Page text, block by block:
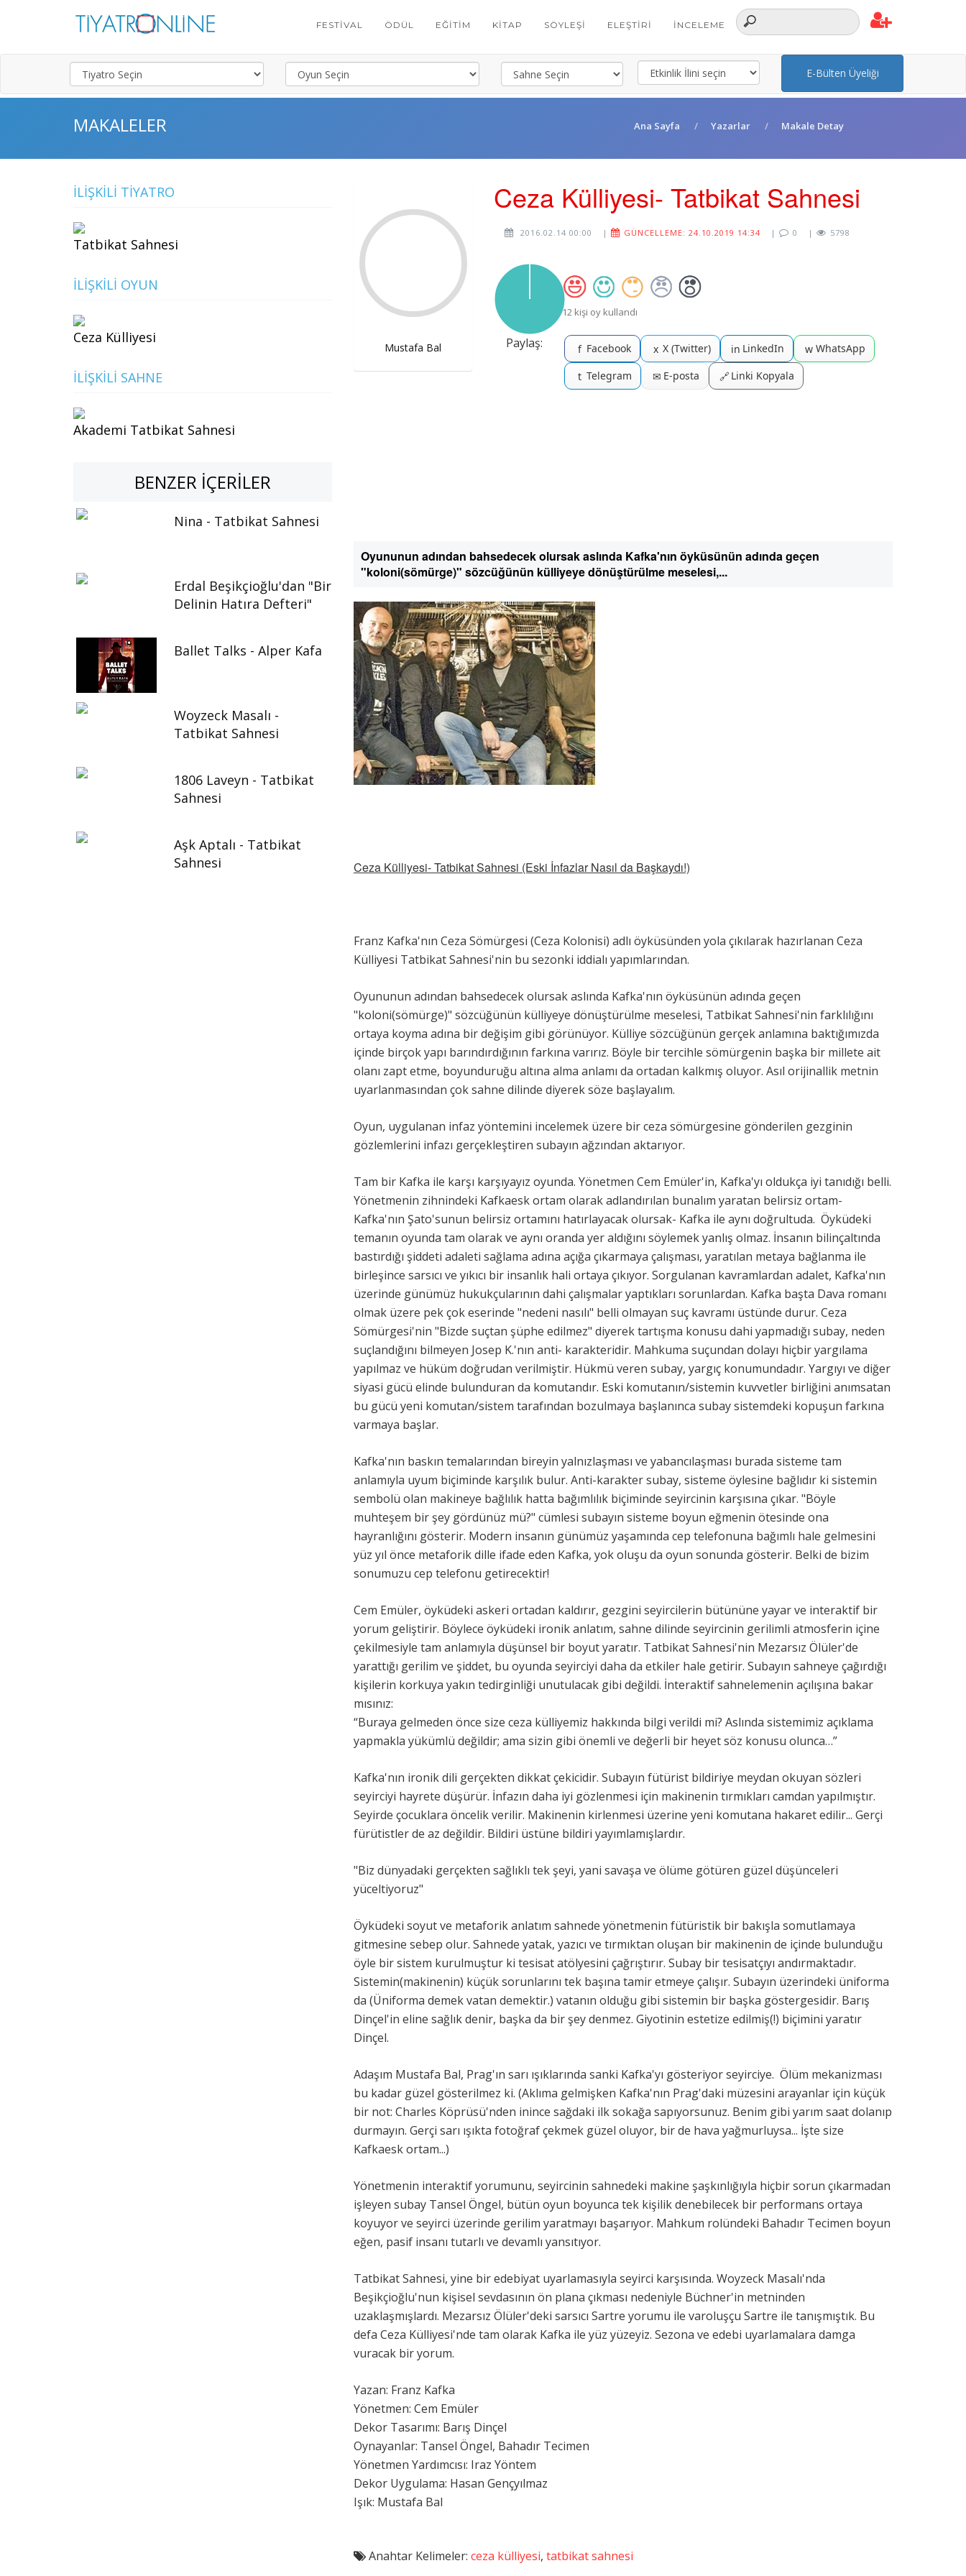
FESTIVAL ÖDÜL EĞITIM KITAP SÖYLEŞI ELEŞTIRI İNCELEME
E-Bülten Üyeliği
MAKALELER Ana Sayfa Yazarlar Makale Detay
Mustafa Bal
Ceza Külliyesi- Tatbikat Sahnesi
2016.02.14 00:00 | GÜNCELLEME: 24.10.2019 14:34 | 0 | 5798
12 kişi oy kullandı
Paylaş: f Facebook x X (Twitter) in LinkedIn w WhatsApp
t Telegram ✉ E-posta 🔗Linki Kopyala
Oyununun adından bahsedecek olursak aslında Kafka'nın öyküsünün adında geçen
"koloni(sömürge)" sözcüğünün külliyeye dönüştürülme meselesi,...
Ceza Külliyesi- Tatbikat Sahnesi (Eski İnfazlar Nasıl da Başkaydı!)
Franz Kafka'nın Ceza Sömürgesi (Ceza Kolonisi) adlı öyküsünden yola çıkılarak hazırlanan Ceza
Külliyesi Tatbikat Sahnesi'nin bu sezonki iddialı yapımlarından.
Oyununun adından bahsedecek olursak aslında Kafka'nın öyküsünün adında geçen
"koloni(sömürge)" sözcüğünün külliyeye dönüştürülme meselesi, Tatbikat Sahnesi'nin farklılığını
ortaya koyma adına bir değişim gibi görünüyor. Külliye sözcüğünün gerçek anlamına baktığımızda
içinde birçok yapı barındırdığının farkına varırız. Böyle bir tercihle sömürgenin başka bir millete ait
olanı zapt etme, boyunduruğu altına alma anlamı da ortadan kalkmış oluyor. Asıl orijinallik metnin
uyarlanmasından çok sahne dilinde diyerek söze başlayalım.
Oyun, uygulanan infaz yöntemini incelemek üzere bir ceza sömürgesine gönderilen gezginin
gözlemlerini infazı gerçekleştiren subayın ağzından aktarıyor.
Tam bir Kafka ile karşı karşıyayız oyunda. Yönetmen Cem Emüler'in, Kafka'yı oldukça iyi tanıdığı belli.
Yönetmenin zihnindeki Kafkaesk ortam olarak adlandırılan bunalım yaratan belirsiz ortam-
Kafka'nın Şato'sunun belirsiz ortamını hatırlayacak olursak- Kafka ile aynı doğrultuda. Öyküdeki
temanın oyunda tam olarak ve aynı oranda yer aldığını söylemek yanlış olmaz. İnsanın bilinçaltında
bastırdığı şiddeti adaleti sağlama adına açığa çıkarmaya çalışması, yaratılan metaya bağlanma ile
birleşince sarsıcı ve yıkıcı bir insanlık hali ortaya çıkıyor. Sorgulanan kavramlardan adalet, Kafka'nın
üzerinde günümüz hukukçularının dahi çalışmalar yaptıkları sorunlardan. Kafka başta Dava romanı
olmak üzere pek çok eserinde "nedeni nasılı" belli olmayan suç kavramı üstünde durur. Ceza
Sömürgesi'nin "Bizde suçtan şüphe edilmez" diyerek tartışma konusu dahi yapmadığı subay, neden
suçlandığını bilmeyen Josep K.'nın anti- karakteridir. Mahkuma suçundan dolayı hiçbir yargılama
yapılmaz ve hüküm doğrudan verilmiştir. Hükmü veren subay, yargıç konumundadır. Yargıyı ve diğer
siyasi gücü elinde bulunduran da komutandır. Eski komutanın/sistemin kuvvetler birliğini anımsatan
bu gücü yeni komutan/sistem tarafından bozulmaya başlanınca subay sistemdeki kopuşun farkına
varmaya başlar.
Kafka'nın baskın temalarından bireyin yalnızlaşması ve yabancılaşması burada sisteme tam
anlamıyla uyum biçiminde karşılık bulur. Anti-karakter subay, sisteme öylesine bağlıdır ki sistemin
sembolü olan makineye bağlılık hatta bağımlılık biçiminde seyircinin karşısına çıkar. "Böyle
muhteşem bir şey gördünüz mü?" cümlesi subayın sisteme boyun eğmenin ötesinde ona
hayranlığını gösterir. Modern insanın günümüz yaşamında cep telefonuna bağımlı hale gelmesini
yüz yıl önce metaforik dille ifade eden Kafka, yok oluşu da oyun sonunda gösterir. Belki de bizim
sonumuzu cep telefonu getirecektir!
Cem Emüler, öyküdeki askeri ortadan kaldırır, gezgini seyircilerin bütününe yayar ve interaktif bir
yorum geliştirir. Böylece öyküdeki ironik anlatım, sahne dilinde seyircinin gerilimli atmosferin içine
çekilmesiyle tam anlamıyla düşünsel bir boyut yaratır. Tatbikat Sahnesi'nin Mezarsız Ölüler'de
yarattığı gerilim ve şiddet, bu oyunda seyirciyi daha da etkiler hale getirir. Subayın sahneye çağırdığı
kişilerin korkuya yakın tedirginliği unutulacak gibi değildi. İnteraktif sahnelemenin açılışına bakar
mısınız:
“Buraya gelmeden önce size ceza külliyemiz hakkında bilgi verildi mi? Aslında sistemimiz açıklama
yapmakla yükümlü değildir; ama sizin gibi önemli ve değerli bir heyet söz konusu olunca…”
Kafka'nın ironik dili gerçekten dikkat çekicidir. Subayın fütürist bildiriye meydan okuyan sözleri
seyirciyi hayrete düşürür. İnfazın daha iyi gözlenmesi için makinenin tırmıkları camdan yapılmıştır.
Seyirde çocuklara öncelik verilir. Makinenin kirlenmesi üzerine yeni komutana hakaret edilir... Gerçi
fürütistler de az değildir. Bildiri üstüne bildiri yayımlamışlardır.
"Biz dünyadaki gerçekten sağlıklı tek şeyi, yani savaşa ve ölüme götüren güzel düşünceleri
yüceltiyoruz"
Öyküdeki soyut ve metaforik anlatım sahnede yönetmenin fütüristik bir bakışla somutlamaya
gitmesine sebep olur. Sahnede yatak, yazıcı ve tırmıktan oluşan bir makinenin de içinde bulunduğu
öyle bir sistem kurulmuştur ki tesisat atölyesini çağrıştırır. Subay bir tesisatçıyı andırmaktadır.
Sistemin(makinenin) küçük sorunlarını tek başına tamir etmeye çalışır. Subayın üzerindeki üniforma
da (Üniforma demek vatan demektir.) vatanın olduğu gibi sistemin bir başka göstergesidir. Barış
Dinçel'in eline sağlık denir, başka da bir şey denmez. Giyotinin estetize edilmiş(!) biçimini yaratır
Dinçel.
Adaşım Mustafa Bal, Prag'ın sarı ışıklarında sanki Kafka'yı gösteriyor seyirciye. Ölüm mekanizması
bu kadar güzel gösterilmez ki. (Aklıma gelmişken Kafka'nın Prag'daki müzesini arayanlar için küçük
bir not: Charles Köprüsü'nden inince sağdaki ilk sokağa sapıyorsunuz. Benim gibi yarım saat dolanıp
durmayın. Gerçi sarı ışıkta fotoğraf çekmek güzel oluyor, bir de hava yağmurluysa... İşte size
Kafkaesk ortam...)
Yönetmenin interaktif yorumunu, seyircinin sahnedeki makine şaşkınlığıyla hiçbir sorun çıkarmadan
işleyen subay Tansel Öngel, bütün oyun boyunca tek kişilik denebilecek bir performans ortaya
koyuyor ve seyirci üzerinde gerilim yaratmayı başarıyor. Mahkum rolündeki Bahadır Tecimen boyun
eğen, pasif insanı tutarlı ve devamlı yansıtıyor.
Tatbikat Sahnesi, yine bir edebiyat uyarlamasıyla seyirci karşısında. Woyzeck Masalı'nda
Beşikçioğlu'nun kişisel sevdasının ön plana çıkması nedeniyle Büchner'in metninden
uzaklaşmışlardı. Mezarsız Ölüler'deki sarsıcı Sartre yorumu ile varoluşçu Sartre ile tanışmıştık. Bu
defa Ceza Külliyesi'nde tam olarak Kafka ile yüz yüzeyiz. Sezona ve edebi uyarlamalara damga
vuracak bir yorum.
Yazan: Franz Kafka
Yönetmen: Cem Emüler
Dekor Tasarımı: Barış Dinçel
Oynayanlar: Tansel Öngel, Bahadır Tecimen
Yönetmen Yardımcısı: Iraz Yöntem
Dekor Uygulama: Hasan Gençyılmaz
Işık: Mustafa Bal
Anahtar Kelimeler: ceza külliyesi, tatbikat sahnesi
İLIŞKILI TIYATRO
Tatbikat Sahnesi
İLIŞKILI OYUN
Ceza Külliyesi
İLIŞKILI SAHNE
Akademi Tatbikat Sahnesi
BENZER İÇERILER
Nina - Tatbikat Sahnesi
Erdal Beşikçioğlu'dan "Bir
Delinin Hatıra Defteri"
Ballet Talks - Alper Kafa
Woyzeck Masalı -
Tatbikat Sahnesi
1806 Laveyn - Tatbikat
Sahnesi
Aşk Aptalı - Tatbikat
Sahnesi